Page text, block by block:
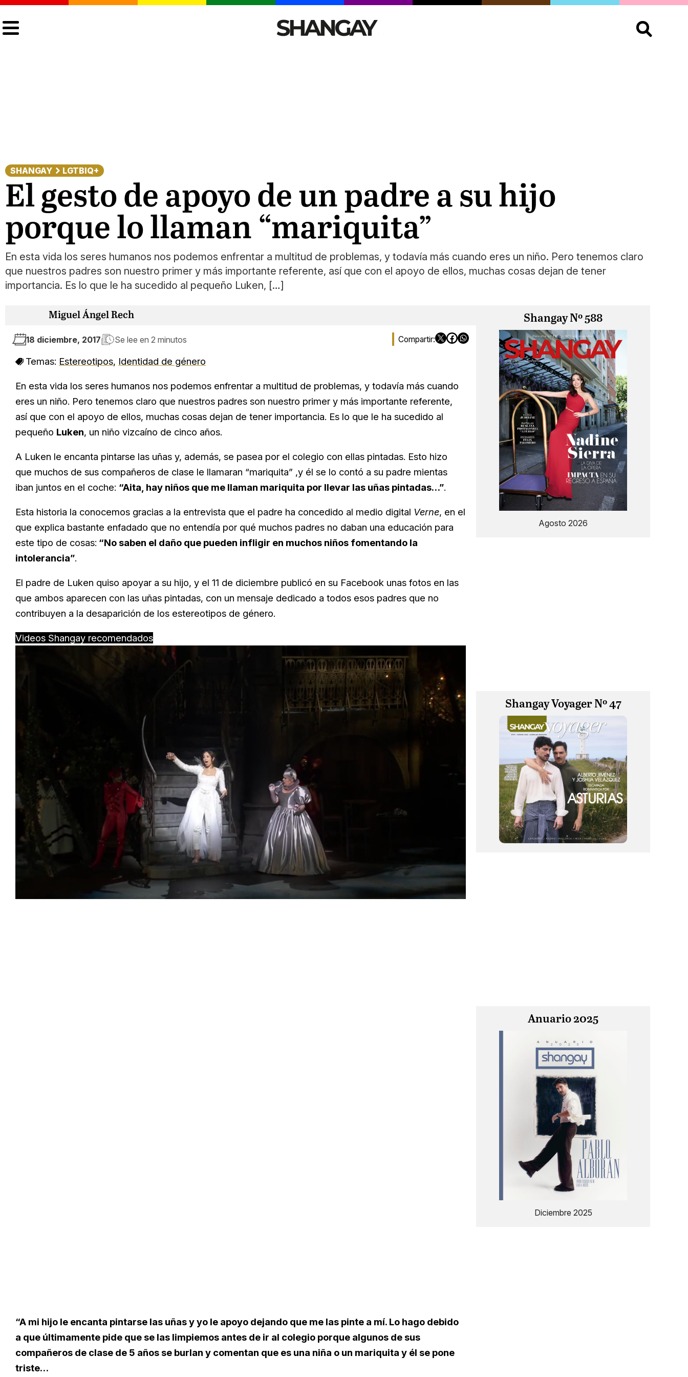
Buscar:
SHANGAY LGTBIQ+
El gesto de apoyo de un padre a su hijo
porque lo llaman “mariquita”
En esta vida los seres humanos nos podemos enfrentar a multitud de problemas, y todavía más cuando eres un niño. Pero tenemos claro
que nuestros padres son nuestro primer y más importante referente, así que con el apoyo de ellos, muchas cosas dejan de tener
importancia. Es lo que le ha sucedido al pequeño Luken, […]
Miguel Ángel Rech
18 diciembre, 2017 Se lee en 2 minutos
Temas: Estereotipos, Identidad de género
En esta vida los seres humanos nos podemos enfrentar a multitud de problemas, y todavía más cuando
eres un niño. Pero tenemos claro que nuestros padres son nuestro primer y más importante referente,
así que con el apoyo de ellos, muchas cosas dejan de tener importancia. Es lo que le ha sucedido al
pequeño Luken, un niño vizcaíno de cinco años.
A Luken le encanta pintarse las uñas y, además, se pasea por el colegio con ellas pintadas. Esto hizo
que muchos de sus compañeros de clase le llamaran “mariquita” ,y él se lo contó a su padre mientas
iban juntos en el coche: “Aita, hay niños que me llaman mariquita por llevar las uñas pintadas…”.
Esta historia la conocemos gracias a la entrevista que el padre ha concedido al medio digital Verne, en el
que explica bastante enfadado que no entendía por qué muchos padres no daban una educación para
este tipo de cosas: “No saben el daño que pueden infligir en muchos niños fomentando la
intolerancia”.
El padre de Luken quiso apoyar a su hijo, y el 11 de diciembre publicó en su Facebook unas fotos en las
que ambos aparecen con las uñas pintadas, con un mensaje dedicado a todos esos padres que no
contribuyen a la desaparición de los estereotipos de género.
Videos Shangay recomendados
Unmute
“A mi hijo le encanta pintarse las uñas y yo le apoyo dejando que me las pinte a mí. Lo hago debido
a que últimamente pide que se las limpiemos antes de ir al colegio porque algunos de sus
compañeros de clase de 5 años se burlan y comentan que es una niña o un mariquita y él se pone
triste…
Shangay Nº 588
Agosto 2026
Shangay Voyager Nº 47
Anuario 2025
Diciembre 2025